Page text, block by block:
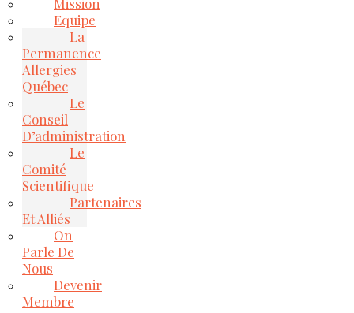
Equipe
La
Permanence
Allergies
Québec
Le
Conseil
D’administration
Le
Comité
Scientifique
Partenaires
Et Alliés
On
Parle De
Nous
Devenir
Membre